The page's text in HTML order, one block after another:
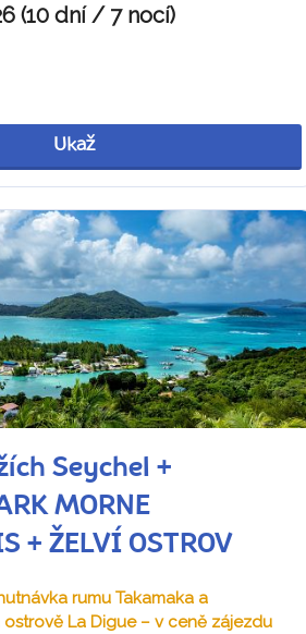
(10 dní / 7 nocí)
Ukaž
Seychel +
MORNE
+ ŽELVÍ OSTROV
rumu Takamaka a
La Digue – v ceně zájezdu